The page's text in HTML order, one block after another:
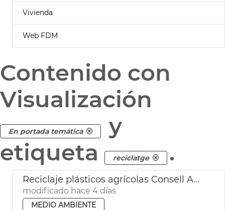
Vivienda
Web FDM
Contenido con
Visualización
En portada temática
y
etiqueta
reciclatge .
Reciclaje plásticos agrícolas Consell Agrari València
modificado hace 4 días
MEDIO AMBIENTE